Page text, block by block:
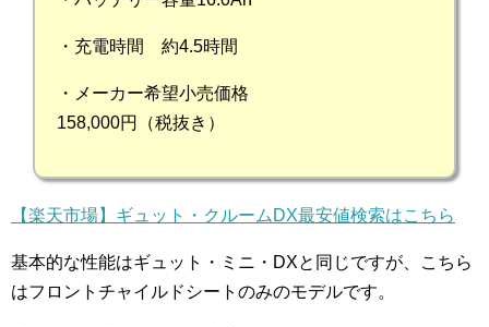
・充電時間 約4.5時間
・メーカー希望小売価格
158,000円（税抜き）
【楽天市場】ギュット・クルームDX最安値検索はこちら
基本的な性能はギュット・ミニ・DXと同じですが、こちら
はフロントチャイルドシートのみのモデルです。